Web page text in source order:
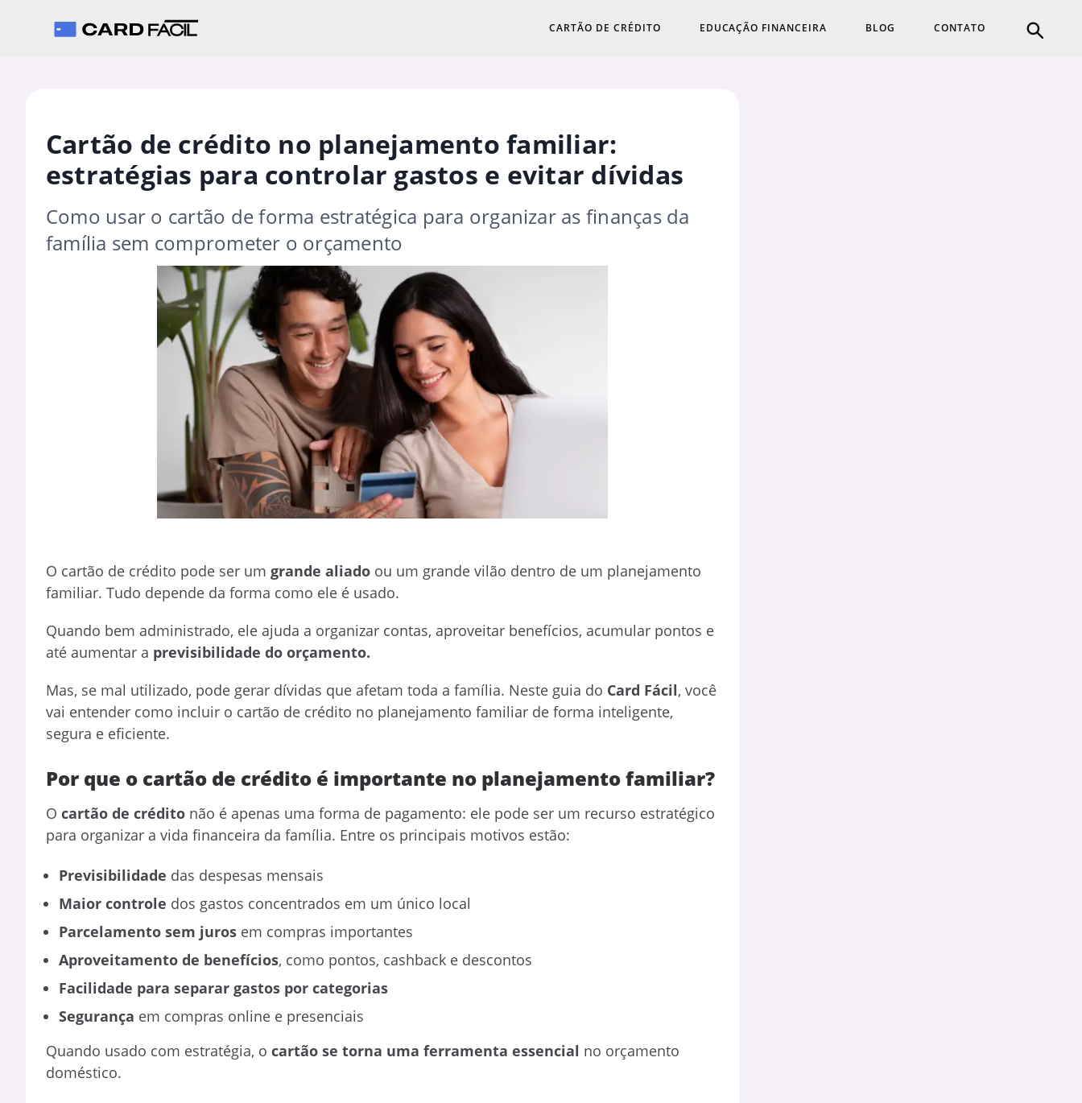
CARTÃO DE CRÉDITO EDUCAÇÃO FINANCEIRA BLOG CONTATO
Cartão de crédito no planejamento familiar:
estratégias para controlar gastos e evitar dívidas
Como usar o cartão de forma estratégica para organizar as finanças da
família sem comprometer o orçamento
O cartão de crédito pode ser um grande aliado ou um grande vilão dentro de um planejamento
familiar. Tudo depende da forma como ele é usado.
Quando bem administrado, ele ajuda a organizar contas, aproveitar benefícios, acumular pontos e
até aumentar a previsibilidade do orçamento.
Mas, se mal utilizado, pode gerar dívidas que afetam toda a família. Neste guia do Card Fácil, você
vai entender como incluir o cartão de crédito no planejamento familiar de forma inteligente,
segura e eficiente.
Por que o cartão de crédito é importante no planejamento familiar?
O cartão de crédito não é apenas uma forma de pagamento: ele pode ser um recurso estratégico
para organizar a vida financeira da família. Entre os principais motivos estão:
Previsibilidade das despesas mensais
Maior controle dos gastos concentrados em um único local
Parcelamento sem juros em compras importantes
Aproveitamento de benefícios, como pontos, cashback e descontos
Facilidade para separar gastos por categorias
Segurança em compras online e presenciais
Quando usado com estratégia, o cartão se torna uma ferramenta essencial no orçamento
doméstico.